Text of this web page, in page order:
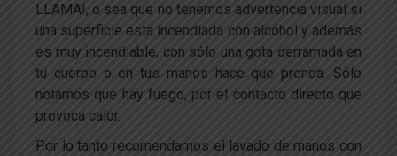
LLAMA!, o sea que no tenemos advertencia visual si
una superficie esta incendiada con alcohol y además
es muy incendiable, con sólo una gota derramada en
tu cuerpo o en tus manos hace que prenda. Sólo
notamos que hay fuego, por el contacto directo que
provoca calor.
Por lo tanto recomendamos el lavado de manos con